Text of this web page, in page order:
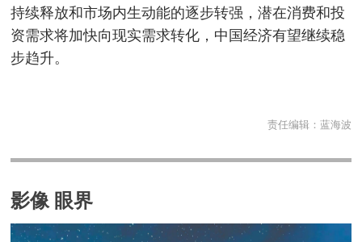
持续释放和市场内生动能的逐步转强，潜在消费和投
资需求将加快向现实需求转化，中国经济有望继续稳
步趋升。
责任编辑： 蓝海波
影像 眼界